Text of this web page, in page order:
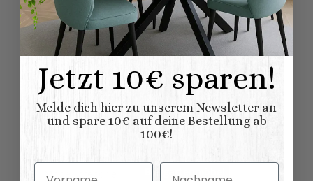
greifen auch die geschützte
Holzoberfläche an.
Trocken, überdacht und gut belüftet
Lagern: Frei zirkulierende Luft,
verhindert Holzquellungen und
Lack- oder Lasurschäden
Möbelkategorie:
Jetzt 10€ sparen!
Melde dich hier zu unserem Newsletter an
und spare 10€ auf deine Bestellung ab
100€!
Vorname Nachname